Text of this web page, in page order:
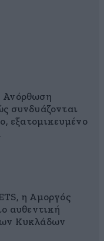
Ανόρθωση
συνδυάζονται
εξατομικευμένο
η Αμοργός
αυθεντική
Κυκλάδων